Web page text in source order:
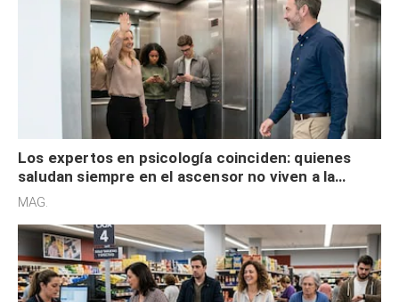
Los expertos en psicología coinciden: quienes
saludan siempre en el ascensor no viven a la
defensiva y tienen apertura social
MAG.